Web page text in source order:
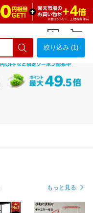
絞り込み (1)
もっと見る